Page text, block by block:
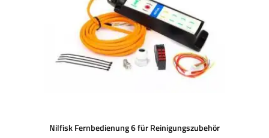
Nilfisk Fernbedienung 6 für Reinigungszubehör